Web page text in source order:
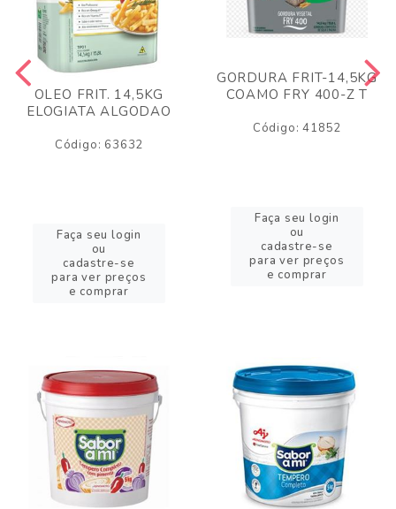
OLEO FRIT. 14,5KG
ELOGIATA ALGODAO
Código: 63632
Faça seu login
ou
cadastre-se
para ver preços
e comprar
GORDURA FRIT-14,5KG
COAMO FRY 400-Z T
Código: 41852
Faça seu login
ou
cadastre-se
para ver preços
e comprar